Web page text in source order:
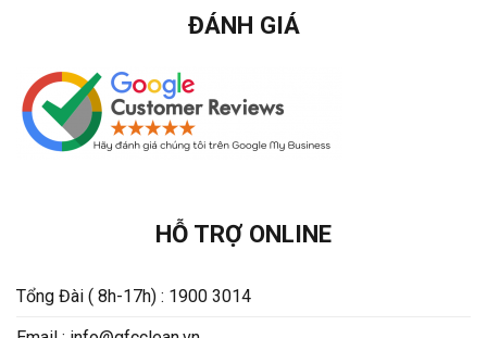
ĐÁNH GIÁ
HỖ TRỢ ONLINE
Tổng Đài ( 8h-17h) : 1900 3014